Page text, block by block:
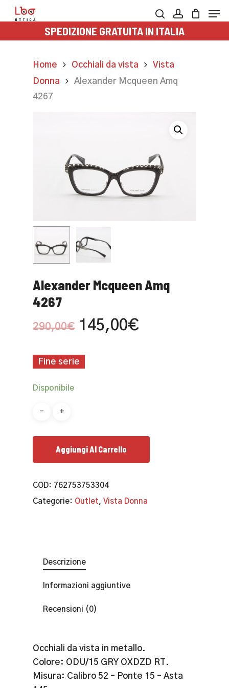
Skip
to
searchaccount
SPEDIZIONE GRATUITA IN ITALIA
Home Occhiali da vista
Vista
Donna
Alexander Mcqueen Amq
4267
Alexander Mcqueen Amq
4267
290,00€ Il
originale
era:
145,00€Il
Fine serie
Disponibile
Aggiungi Al Carrello
COD: 762753753304
Categorie: Outlet, Vista Donna
Descrizione
Informazioni aggiuntive
Recensioni (0)
Occhiali da vista in metallo.
Colore: ODU/15 GRY OXDZD RT.
Misura: Calibro 52 – Ponte 15 – Asta